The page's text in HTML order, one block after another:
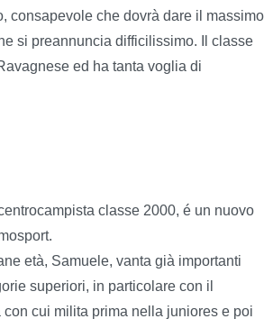
consapevole che dovrà dare il massimo
si preannuncia difficilissimo. Il classe
ed ha tanta voglia di
classe 2000, é un nuovo
età, Samuele, vanta già importanti
superiori, in particolare con il
cui milita prima nella juniores e poi